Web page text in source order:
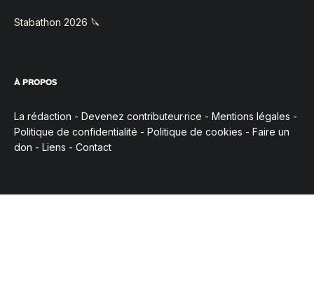
Stabathon 2026 🔪
À PROPOS
La rédaction - Devenez contributeur·rice - Mentions légales -
Politique de confidentialité - Politique de cookies - Faire un
don - Liens - Contact